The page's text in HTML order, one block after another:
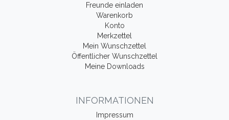
Freunde einladen
Warenkorb
Konto
Merkzettel
Mein Wunschzettel
Öffentlicher Wunschzettel
Meine Downloads
INFORMATIONEN
Impressum